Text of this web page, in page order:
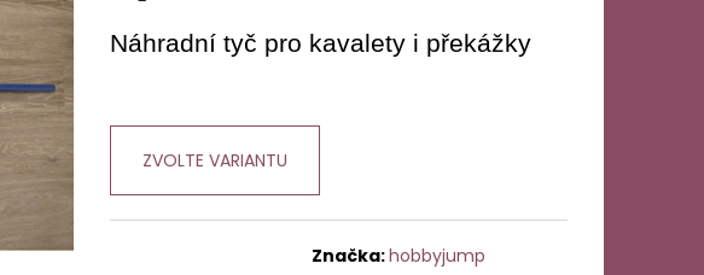
Náhradní tyč pro kavalety i překážky
ZVOLTE VARIANTU
Značka:hobbyjump
Následující